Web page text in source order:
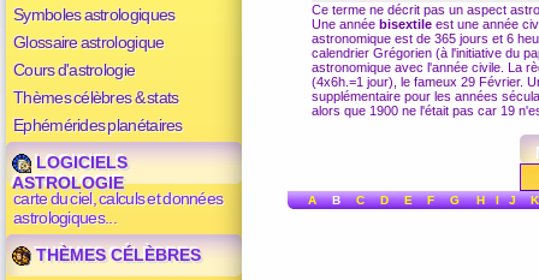
Symboles astrologiques
Glossaire astrologique
Cours d'astrologie
Thèmes célèbres & stats
Ephémérides planétaires
LOGICIELS
ASTROLOGIE
carte du ciel, calculs et données
astrologiques...
THÈMES CÉLÈBRES
Ce terme ne décrit pas un aspect
Une année bisextile est une année
astronomique est de 365 jours et 6
calendrier Grégorien (à l'initiative du
astronomique avec l'année civile. La
(4x6h.=1 jour), le fameux 29 Février.
supplémentaire pour les années
alors que 1900 ne l'était pas car 19
A B C D E F G H I J K